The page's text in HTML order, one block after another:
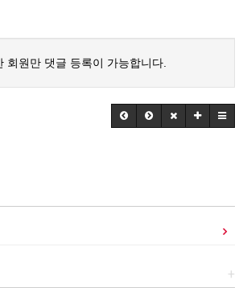
회원만 댓글 등록이 가능합니다.
+